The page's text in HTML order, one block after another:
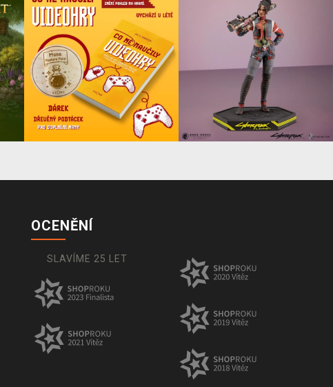
OCENĚNÍ
SLAVÍME 25 LET